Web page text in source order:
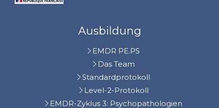
Ausbildung
EMDR PE.PS
Das Team
Standardprotokoll
Level-2-Protokoll
EMDR-Zyklus 3: Psychopathologien